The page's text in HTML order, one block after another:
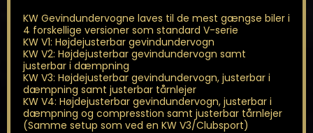
KW Gevindundervogne laves til de mest gængse biler i
4 forskellige versioner som standard V-serie
KW V1: Højdejusterbar gevindundervogn
KW V2: Højdejusterbar gevindundervogn samt
justerbar i dæmpning
KW V3: Højdejusterbar gevindundervogn, justerbar i
dæmpning samt justerbar tårnlejer
KW V4: Højdejusterbar gevindundervogn, justerbar i
dæmpning og compresstion samt justerbar tårnlejer
(Samme setup som ved en KW V3/Clubsport)